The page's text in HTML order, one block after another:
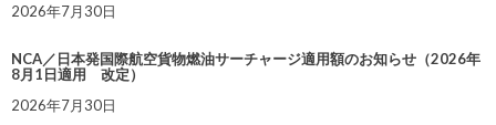
2026年7月30日
NCA／日本発国際航空貨物燃油サーチャージ適用額のお知らせ（2026年
8月1日適用 改定）
2026年7月30日